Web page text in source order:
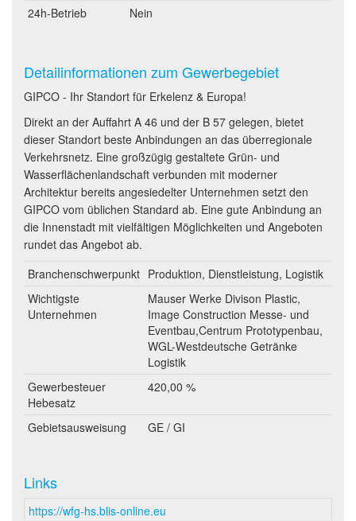
24h-Betrieb
Nein
Detailinformationen zum Gewerbegebiet
GIPCO - Ihr Standort für Erkelenz & Europa!
Direkt an der Auffahrt A 46 und der B 57 gelegen, bietet
dieser Standort beste Anbindungen an das überregionale
Verkehrsnetz. Eine großzügig gestaltete Grün- und
Wasserflächenlandschaft verbunden mit moderner
Architektur bereits angesiedelter Unternehmen setzt den
GIPCO vom üblichen Standard ab. Eine gute Anbindung an
die Innenstadt mit vielfältigen Möglichkeiten und Angeboten
rundet das Angebot ab.
Branchenschwerpunkt Produktion, Dienstleistung, Logistik
Wichtigste
Unternehmen
Mauser Werke Divison Plastic,
Image Construction Messe- und
Eventbau,Centrum Prototypenbau,
WGL-Westdeutsche Getränke
Logistik
Gewerbesteuer
Hebesatz
420,00 %
Gebietsausweisung GE / GI
Links
https://wfg-hs.blis-online.eu